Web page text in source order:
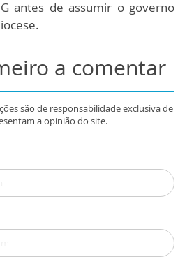
antes de assumir o governo
a comentar
são de responsabilidade exclusiva de
a opinião do site.